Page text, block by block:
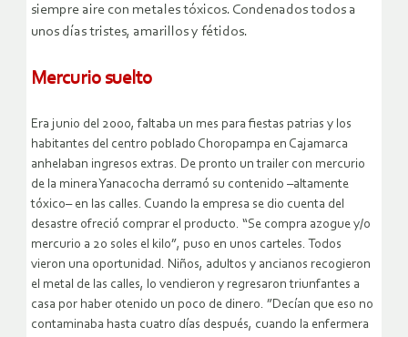
siempre aire con metales tóxicos. Condenados todos a
unos días tristes, amarillos y fétidos.
Mercurio suelto
Era junio del 2000, faltaba un mes para fiestas patrias y los
habitantes del centro poblado Choropampa en Cajamarca
anhelaban ingresos extras. De pronto un trailer con mercurio
de la minera Yanacocha derramó su contenido –altamente
tóxico– en las calles. Cuando la empresa se dio cuenta del
desastre ofreció comprar el producto. “Se compra azogue y/o
mercurio a 20 soles el kilo”, puso en unos carteles. Todos
vieron una oportunidad. Niños, adultos y ancianos recogieron
el metal de las calles, lo vendieron y regresaron triunfantes a
casa por haber otenido un poco de dinero. ”Decían que eso no
contaminaba hasta cuatro días después, cuando la enfermera